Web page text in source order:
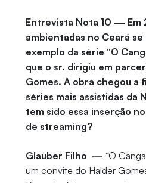
Entrevista Nota 10 — Em
ambientadas no Ceará
exemplo da série “O
que o sr. dirigiu em
Gomes. A obra chegou a
séries mais assistidas da
tem sido essa inserção
de streaming?
Glauber Filho — “O
um convite do Halder